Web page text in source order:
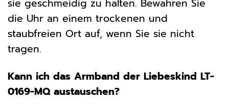
sie geschmeidig zu halten. Bewahren Sie
die Uhr an einem trockenen und
staubfreien Ort auf, wenn Sie sie nicht
tragen.
Kann ich das Armband der Liebeskind LT-
0169-MQ austauschen?